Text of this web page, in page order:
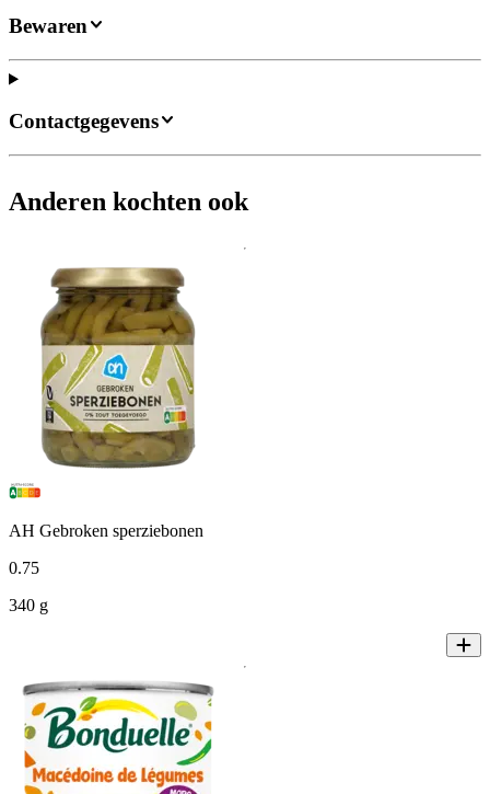
Bewaren
Contactgegevens
Anderen kochten ook
AH Gebroken sperziebonen
0.75
340 g